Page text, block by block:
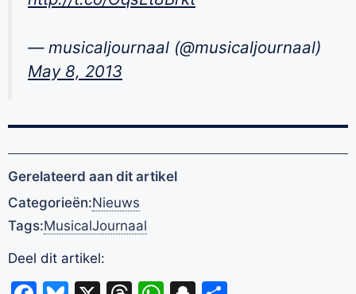
— musicaljournaal (@musicaljournaal)
May 8, 2013
Gerelateerd aan dit artikel
Categorieën:Nieuws
Tags:MusicalJournaal
Deel dit artikel: